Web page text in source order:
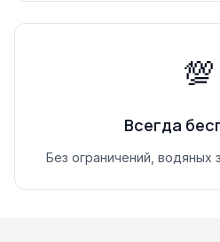
💯
Всегда
Без ограничений, водяных